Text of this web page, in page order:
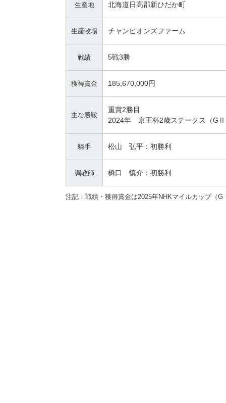
生産地 北海道日高郡新ひだか町
生産牧場 チャンピオンズファーム
戦績 5戦3勝
獲得賞金 185,670,000円
主な勝鞍
重賞2勝目
2024年 京王杯2歳ステークス（
騎手 松山 弘平：初勝利
調教師 橋口 慎介：初勝利
注記： 戦績・獲得賞金は2025年NHKマイルカップ（